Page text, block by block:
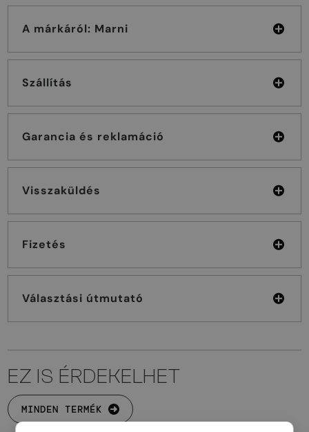
A márkáról: Marni
Szállítás
Garancia és reklamáció
Visszaküldés
Fizetés
Választási útmutató
EZ IS ÉRDEKELHET
MINDEN TERMÉK